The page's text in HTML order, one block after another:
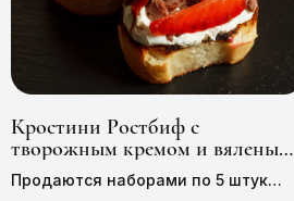
Кростини Ростбиф с
творожным кремом и вялеными
томатами
Продаются наборами по 5 штук